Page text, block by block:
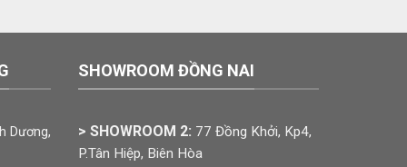
Dương,
SHOWROOM ĐỒNG NAI
> SHOWROOM 2: 77 Đồng Khởi, Kp4,
P.Tân Hiệp, Biên Hòa